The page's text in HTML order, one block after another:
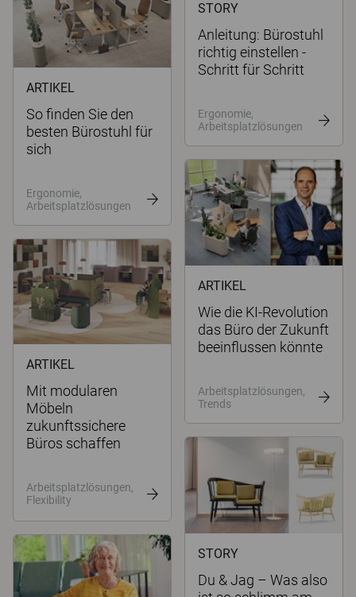
STORY
Anleitung: Bürostuhl
richtig einstellen -
Schritt für Schritt
Ergonomie,
Arbeitsplatzlösungen
ARTIKEL
So finden Sie den
besten Bürostuhl für
sich
Ergonomie,
Arbeitsplatzlösungen
ARTIKEL
Wie die KI-Revolution
das Büro der Zukunft
beeinflussen könnte
Arbeitsplatzlösungen,
Trends
ARTIKEL
Mit modularen
Möbeln
zukunftssichere
Büros schaffen
Arbeitsplatzlösungen,
Flexibility
STORY
Du & Jag – Was also